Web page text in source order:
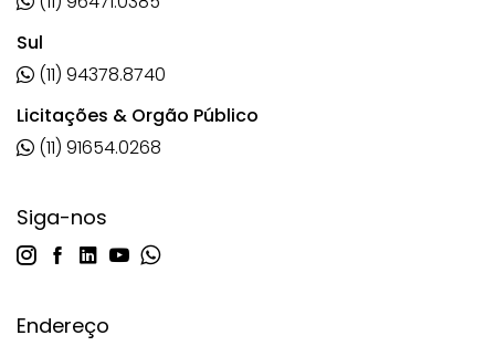
Sul
(11) 94378.8740
Licitações & Orgão Público
(11) 91654.0268
Siga-nos
Endereço